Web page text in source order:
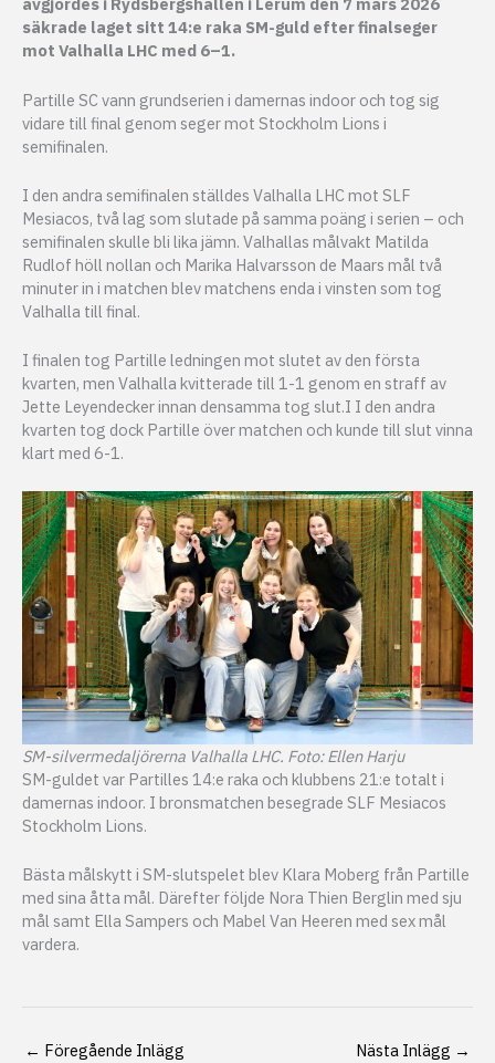
säkrade laget sitt 14:e raka SM-guld efter finalseger
mot Valhalla LHC med 6–1.
Partille SC vann grundserien i damernas indoor och tog sig
vidare till final genom seger mot Stockholm Lions i
semifinalen.
I den andra semifinalen ställdes Valhalla LHC mot SLF
Mesiacos, två lag som slutade på samma poäng i serien – och
semifinalen skulle bli lika jämn. Valhallas målvakt Matilda
Rudlof höll nollan och Marika Halvarsson de Maars mål två
minuter in i matchen blev matchens enda i vinsten som tog
Valhalla till final.
I finalen tog Partille ledningen mot slutet av den första
kvarten, men Valhalla kvitterade till 1-1 genom en straff av
Jette Leyendecker innan densamma tog slut.I I den andra
kvarten tog dock Partille över matchen och kunde till slut vinna
klart med 6-1.
SM-silvermedaljörerna Valhalla LHC. Foto: Ellen Harju
SM-guldet var Partilles 14:e raka och klubbens 21:e totalt i
damernas indoor. I bronsmatchen besegrade SLF Mesiacos
Stockholm Lions.
Bästa målskytt i SM-slutspelet blev Klara Moberg från Partille
med sina åtta mål. Därefter följde Nora Thien Berglin med sju
mål samt Ella Sampers och Mabel Van Heeren med sex mål
vardera.
← Föregående Inlägg Nästa Inlägg →